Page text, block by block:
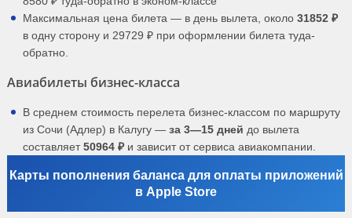
Максимальная цена билета — в день вылета, около 31852 ₽
в одну сторону и 29729 ₽ при оформлении билета туда-
обратно.
Авиабилеты бизнес-класса
В среднем стоимость перелета бизнес-классом по маршруту
из Сочи (Адлер) в Калугу — за 3—15 дней до вылета
составляет50964 ₽ и зависит от сервиса авиакомпании.
Карты пополнения баланса для оплаты приложений
в Apple Store